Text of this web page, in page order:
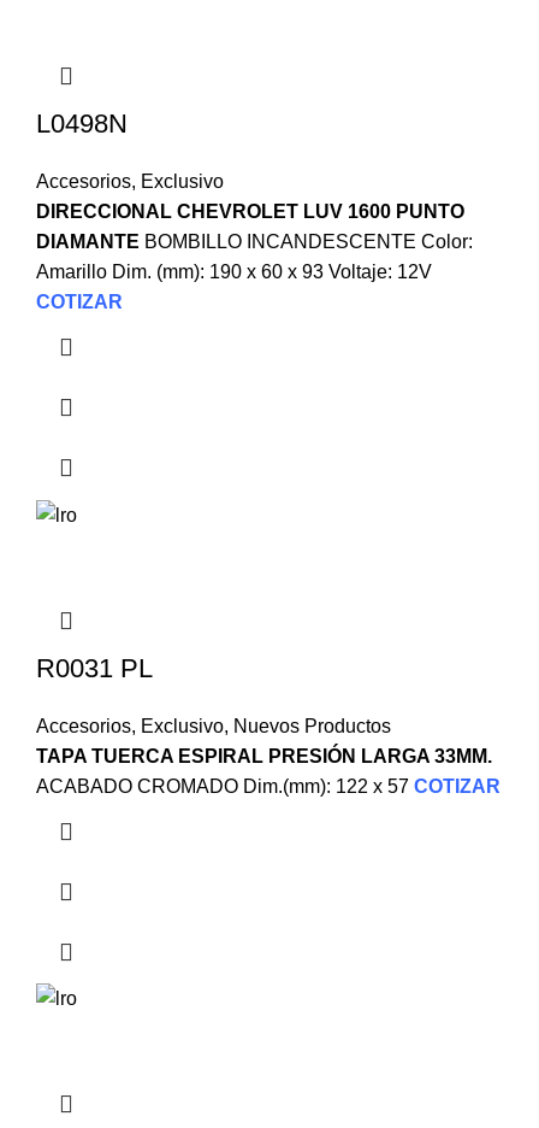
L0498N
Accesorios, Exclusivo
DIRECCIONAL CHEVROLET LUV 1600 PUNTO
DIAMANTE BOMBILLO INCANDESCENTE Color:
Amarillo Dim. (mm): 190 x 60 x 93 Voltaje: 12V
COTIZAR
R0031 PL
Accesorios, Exclusivo, Nuevos Productos
TAPA TUERCA ESPIRAL PRESIÓN LARGA 33MM.
ACABADO CROMADO Dim.(mm): 122 x 57 COTIZAR